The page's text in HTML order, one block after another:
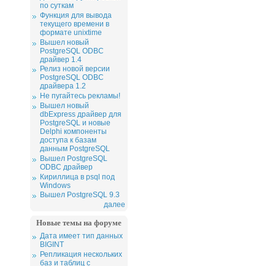
по суткам
Функция для вывода
текущего времени в
формате unixtime
Вышел новый
PostgreSQL ODBC
драйвер 1.4
Релиз новой версии
PostgreSQL ODBC
драйвера 1.2
Не пугайтесь рекламы!
Вышел новый
dbExpress драйвер для
PostgreSQL и новые
Delphi компоненты
доступа к базам
данным PostgreSQL
Вышел PostgreSQL
ODBC драйвер
Кириллица в psql под
Windows
Вышел PostgreSQL 9.3
далее
Новые темы на форуме
Дата имеет тип данных
BIGINT
Репликация нескольких
баз и таблиц с